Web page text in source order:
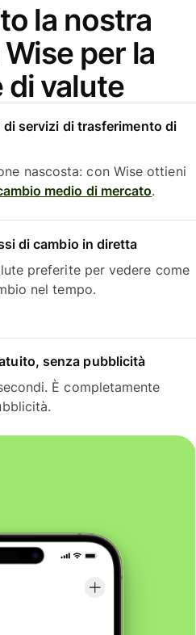
la nostra
per la
di valute
servizi di trasferimento di
nascosta: con Wise ottieni
medio di mercato.
di cambio in diretta
preferite per vedere come
nel tempo.
senza pubblicità
È completamente